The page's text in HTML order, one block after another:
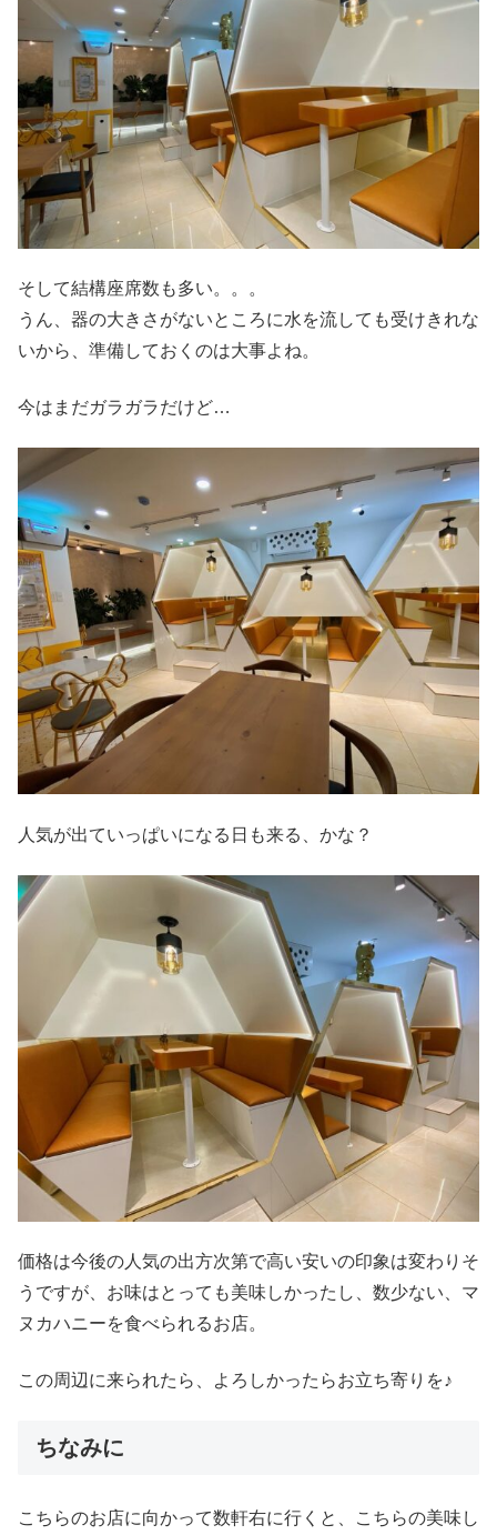
そして結構座席数も多い。。。
うん、器の大きさがないところに水を流しても受けきれな
いから、準備しておくのは大事よね。
今はまだガラガラだけど…
人気が出ていっぱいになる日も来る、かな？
価格は今後の人気の出方次第で高い安いの印象は変わりそ
うですが、お味はとっても美味しかったし、数少ない、マ
ヌカハニーを食べられるお店。
この周辺に来られたら、よろしかったらお立ち寄りを♪
ちなみに
こちらのお店に向かって数軒右に行くと、こちらの美味し